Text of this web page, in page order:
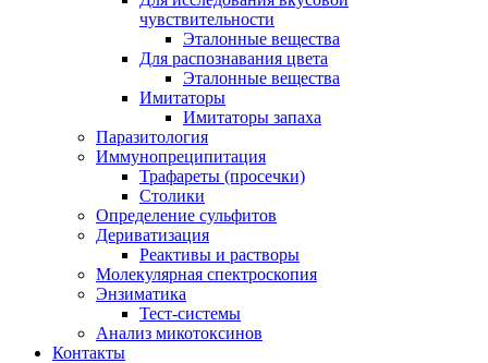
чувствительности
Эталонные вещества
Для распознавания цвета
Эталонные вещества
Имитаторы
Имитаторы запаха
Паразитология
Иммунопреципитация
Трафареты (просечки)
Столики
Определение сульфитов
Дериватизация
Реактивы и растворы
Молекулярная спектроскопия
Энзиматика
Тест-системы
Анализ микотоксинов
Контакты